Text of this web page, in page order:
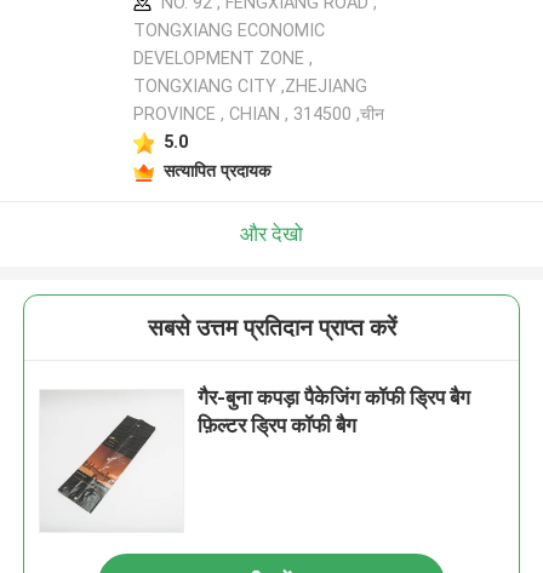
TONGXIANG ECONOMIC
DEVELOPMENT ZONE ,
TONGXIANG CITY ,ZHEJIANG
PROVINCE , CHIAN , 314500 ,चीन
5.0
सत्यापित प्रदायक
और देखो
सबसे उत्तम प्रतिदान प्राप्त करें
गैर-बुना कपड़ा पैकेजिंग कॉफी ड्रिप बैग
फ़िल्टर ड्रिप कॉफी बैग